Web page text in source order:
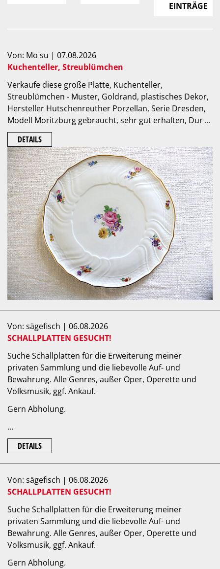
EINTRÄGE
Von: Mo su | 07.08.2026
Kuchenteller, Streublümchen
Verkaufe diese große Platte, Kuchenteller,
Streublümchen - Muster, Goldrand, plastisches Dekor,
Hersteller Hutschenreuther Porzellan, Serie Dresden,
Modell Moritzburg gebraucht, sehr gut erhalten, Dur ...
DETAILS
Von: sägefisch | 06.08.2026
SCHALLPLATTEN GESUCHT!
Suche Schallplatten für die Erweiterung meiner
privaten Sammlung und die liebevolle Auf- und
Bewahrung. Alle Genres, außer Oper, Operette und
Volksmusik, ggf. Ankauf.
Gern Abholung.
...
DETAILS
Von: sägefisch | 06.08.2026
SCHALLPLATTEN GESUCHT!
Suche Schallplatten für die Erweiterung meiner
privaten Sammlung und die liebevolle Auf- und
Bewahrung. Alle Genres, außer Oper, Operette und
Volksmusik, ggf. Ankauf.
Gern Abholung.